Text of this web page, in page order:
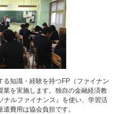
知識・経験を持つFP（ファイナン
業を実施します。独自の金融経済教
ナルファイナンス』を使い、学習活
費用は協会負担です。